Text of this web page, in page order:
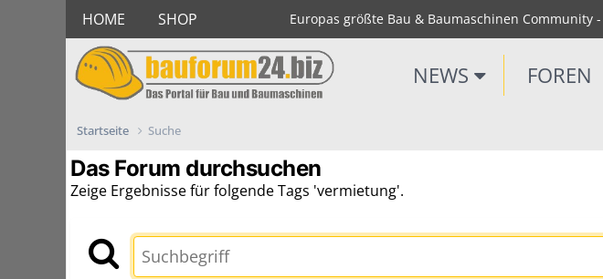
HOME SHOP Europas größte Bau & Baumaschinen Community
NEWS FOREN
Startseite Suche
Das Forum durchsuchen
Zeige Ergebnisse für folgende Tags 'vermietung'.